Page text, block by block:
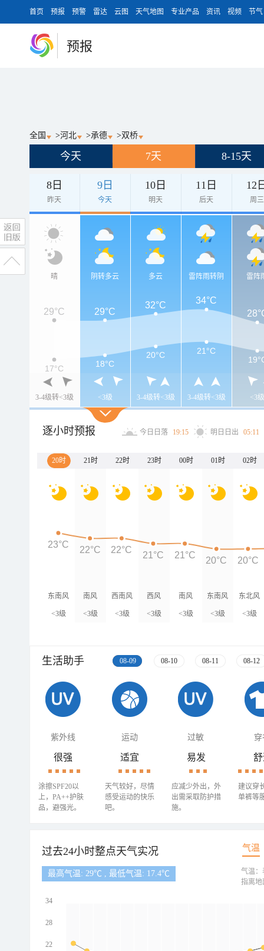
首页 预报 预警 雷达 云图 天气地图 专业产品 资讯 视频 节气
预报
全国 >河北 >承德 >双桥
今天 7天 8-15天
8日
昨天
9日
今天
10日
明天
11日
后天
12
周三
晴
3-4级转<3级
阴转多云
<3级
多云
3-4级转<3级
雷阵雨转阴
3-4级转<3级
雷阵
<3级
29°C 29°C
32°C 34°C
17°C 18°C
20°C
21°C
逐小时预报 今日日落 19:15 明日日出 05:11
20时 21时 22时 23时 00时 01时 02时
东南风
<3级
南风
<3级
西南风
<3级
西风
<3级
南风
<3级
东南风
<3级
东北风
<3级
23°C
22°C 22°C
21°C 21°C
20°C 20°C
生活助手 08-09 08-10 08-11 08-12
紫外线 运动 过敏 穿
很强
涂擦SPF20以
上，PA++护肤
品，避强光。
适宜
天气较好，尽情
感受运动的快乐
吧。
易发
应减少外出，外
出需采取防护措
施。
建议穿
单裤等
过去24小时整点天气实况 气温
最高气温: 29℃ , 最低气温: 17.4℃
34
28
22
气温：
指离地